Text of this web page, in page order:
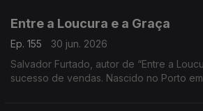
Entre a Loucura e a Graça
Ep. 155
30 jun. 2026
Salvador Furtado, autor de “Entre a
sucesso de vendas. Nascido no Porto